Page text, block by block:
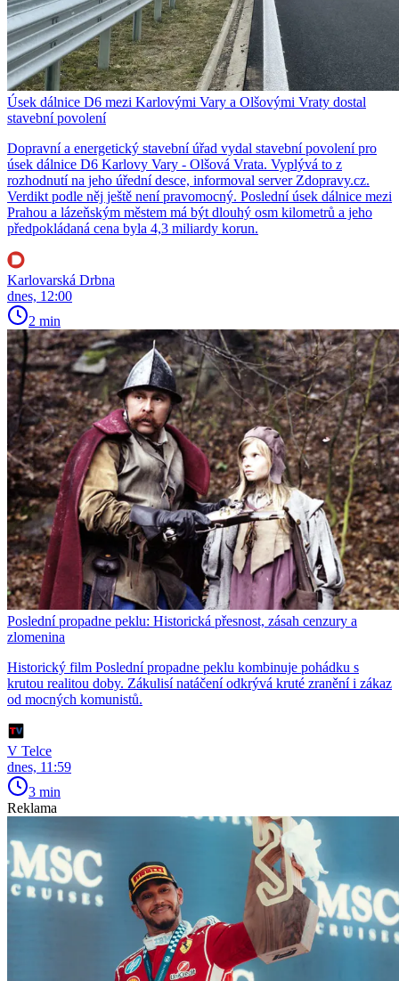
Úsek dálnice D6 mezi Karlovými Vary a Olšovými Vraty dostal
stavební povolení
Dopravní a energetický stavební úřad vydal stavební povolení pro
úsek dálnice D6 Karlovy Vary - Olšová Vrata. Vyplývá to z
rozhodnutí na jeho úřední desce, informoval server Zdopravy.cz.
Verdikt podle něj ještě není pravomocný. Poslední úsek dálnice mezi
Prahou a lázeňským městem má být dlouhý osm kilometrů a jeho
předpokládaná cena byla 4,3 miliardy korun.
Karlovarská Drbna
dnes, 12:00
2 min
Poslední propadne peklu: Historická přesnost, zásah cenzury a
zlomenina
Historický film Poslední propadne peklu kombinuje pohádku s
krutou realitou doby. Zákulisí natáčení odkrývá kruté zranění i zákaz
od mocných komunistů.
V Telce
dnes, 11:59
3 min
Reklama